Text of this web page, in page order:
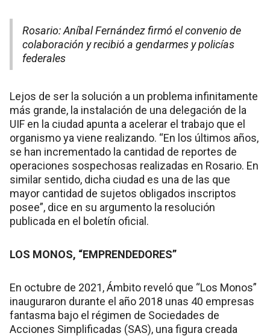
Rosario: Aníbal Fernández firmó el convenio de
colaboración y recibió a gendarmes y policías
federales
Lejos de ser la solución a un problema infinitamente
más grande, la instalación de una delegación de la
UIF en la ciudad apunta a acelerar el trabajo que el
organismo ya viene realizando. “En los últimos años,
se han incrementado la cantidad de reportes de
operaciones sospechosas realizadas en Rosario. En
similar sentido, dicha ciudad es una de las que
mayor cantidad de sujetos obligados inscriptos
posee”, dice en su argumento la resolución
publicada en el boletín oficial.
LOS MONOS, “EMPRENDEDORES”
En octubre de 2021, Ámbito reveló que “Los Monos”
inauguraron durante el año 2018 unas 40 empresas
fantasma bajo el régimen de Sociedades de
Acciones Simplificadas (SAS), una figura creada